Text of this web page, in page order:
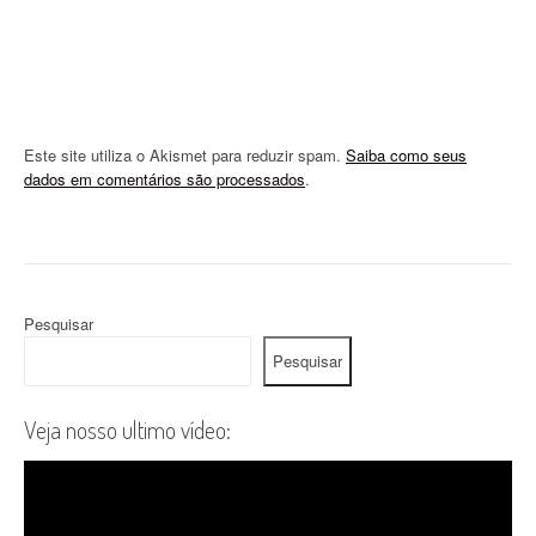
Este site utiliza o Akismet para reduzir spam. Saiba como seus
dados em comentários são processados.
Pesquisar
Pesquisar
Veja nosso ultimo vídeo: